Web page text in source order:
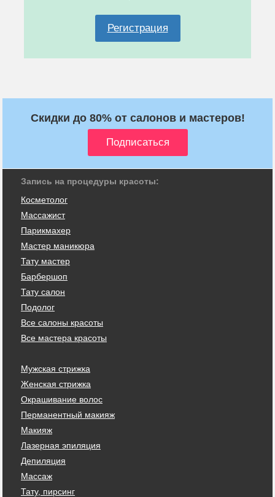
Регистрация
Скидки до 80% от салонов и мастеров!
Запись на процедуры красоты:
Косметолог
Массажист
Парикмахер
Мастер маникюра
Тату мастер
Барбершоп
Тату салон
Подолог
Все салоны красоты
Все мастера красоты
Мужская стрижка
Женская стрижка
Окрашивание волос
Перманентный макияж
Макияж
Лазерная эпиляция
Депиляция
Массаж
Тату, пирсинг